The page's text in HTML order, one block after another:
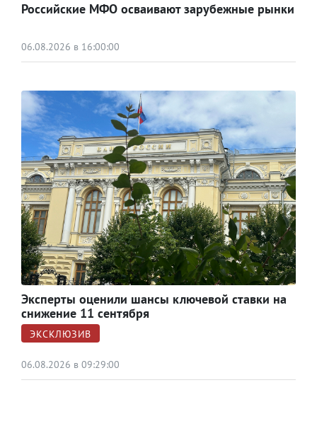
Российские МФО осваивают зарубежные рынки
06.08.2026 в 16:00:00
Эксперты оценили шансы ключевой ставки на
снижение 11 сентября
ЭКСКЛЮЗИВ
06.08.2026 в 09:29:00